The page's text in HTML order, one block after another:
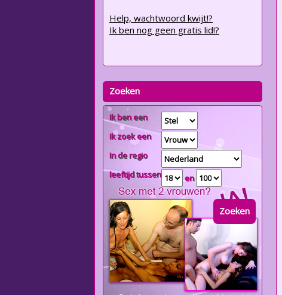
Help, wachtwoord kwijt!?
Ik ben nog geen gratis lid!?
Zoeken
Ik ben een
Ik zoek een
In de regio
leeftijd tussen
en
Zoeken